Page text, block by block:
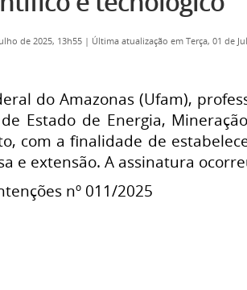
de 2025, 13h55 | Última atualização em Terça, 01 de
do Amazonas (Ufam),
Estado de Energia,
com a finalidade de
e extensão. A assinatura
nº 011/2025